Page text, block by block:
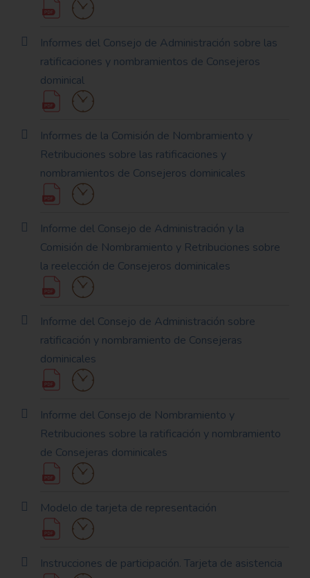
Informes del Consejo de Administración sobre las
ratificaciones y nombramientos de Consejeros
dominical
Informes de la Comisión de Nombramiento y
Retribuciones sobre las ratificaciones y
nombramientos de Consejeros dominicales
Informe del Consejo de Administración y la
Comisión de Nombramiento y Retribuciones sobre
la reelección de Consejeros dominicales
Informe del Consejo de Administración sobre
ratificación y nombramiento de Consejeras
dominicales
Informe del Consejo de Nombramiento y
Retribuciones sobre la ratificación y nombramiento
de Consejeras dominicales
Modelo de tarjeta de representación
Instrucciones de participación. Tarjeta de asistencia